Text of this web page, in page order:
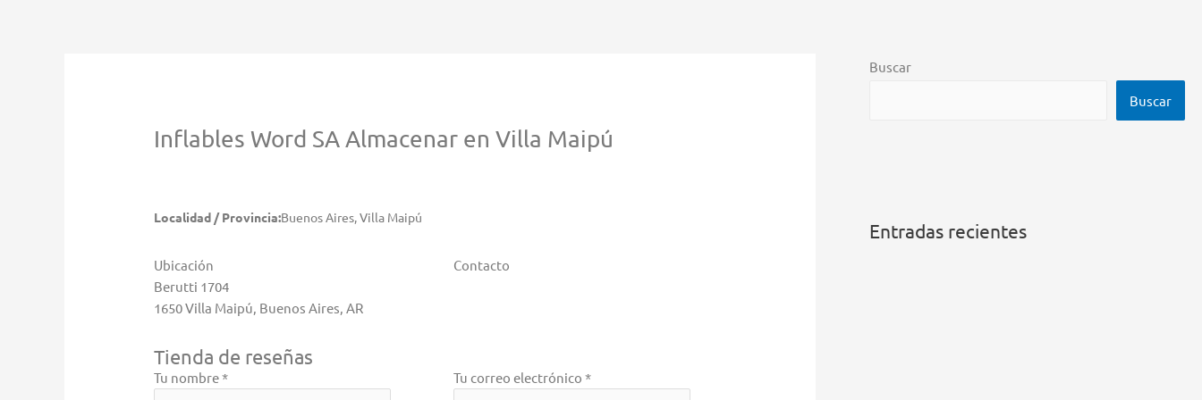
Inflables Word SAAlmacenar en Villa Maipú
Localidad / Provincia:Buenos Aires, Villa Maipú
Ubicación
Berutti 1704
1650 Villa Maipú, Buenos Aires, AR
Contacto
Tienda de reseñas
Tu nombre * Tu correo electrónico *
Buscar
Buscar
Entradas recientes